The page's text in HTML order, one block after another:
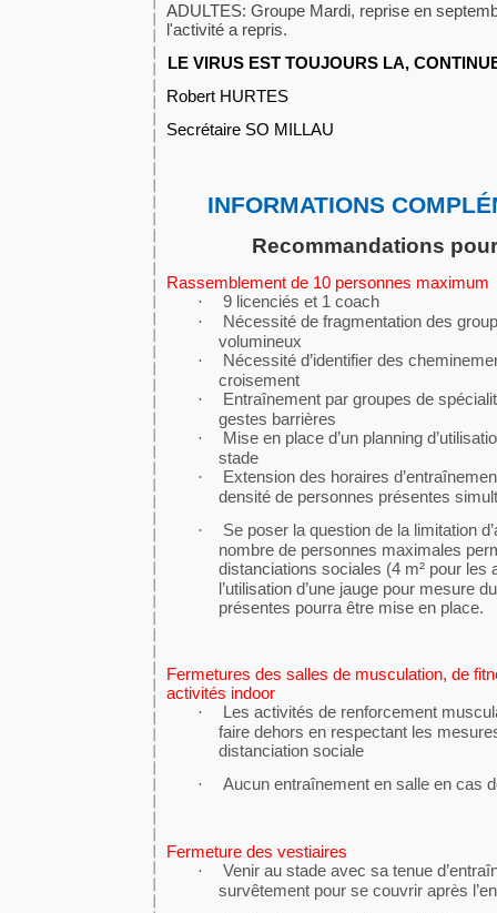
ADULTES: Groupe Mardi, reprise en
l'activité a repris.
LE VIRUS EST TOUJOURS LA,
Robert HURTES
Secrétaire SO MILLAU
INFORMATIONS
Recommandations
Rassemblement de 10 personnes maximum
· 9 licenciés et 1 coach
·
Nécessité de fragmentation des
volumineux
·
Nécessité d’identifier des
croisement
·
Entraînement par groupes de
gestes barrières
·
Mise en place d’un planning
stade
·
Extension des horaires
densité de personnes présentes
·
Se poser la question de la limitation
nombre de personnes maximales
distanciations sociales (4 m² pour
l’utilisation d’une jauge pour mesure
présentes pourra être mise en place.
Fermetures des salles de musculation, de
activités indoor
·
Les activités de renforcement
faire dehors en respectant les
distanciation sociale
· Aucun entraînement en salle en cas
Fermeture des vestiaires
·
Venir au stade avec sa tenue
survêtement pour se couvrir après